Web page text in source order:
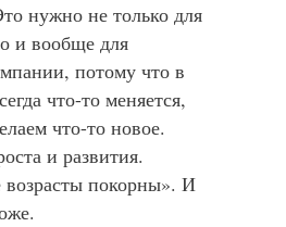
нужно не только для
и вообще для
потому что в
что-то меняется,
что-то новое.
и развития.
покорны». И